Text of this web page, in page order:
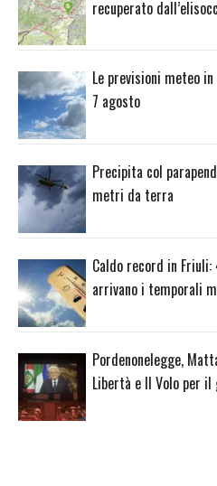
recuperato
Le previsioni meteo
7 agosto
Precipita col
metri da terra
Caldo record in
arrivano i temporali
Pordenonelegge,
Libertà e Il Volo per il